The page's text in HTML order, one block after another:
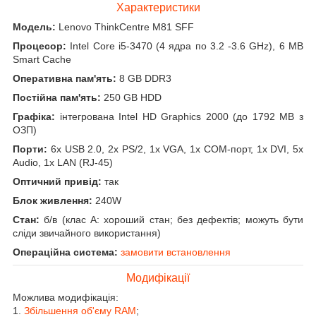
Характеристики
Модель: Lenovo ThinkCentre M81 SFF
Процесор: Intel Core i5-3470 (4 ядра по 3.2 -3.6 GHz), 6 MB
Smart Cache
Оперативна пам'ять: 8 GB DDR3
Постійна пам'ять: 250 GB HDD
Графіка: інтегрована Intel HD Graphics 2000 (до 1792 MB з
ОЗП)
Порти: 6x USB 2.0, 2x PS/2, 1x VGA, 1x COM-порт, 1x DVI, 5x
Audio, 1x LAN (RJ-45)
Оптичний привід: так
Блок живлення: 240W
Стан: б/в (клас А: хороший стан; без дефектів; можуть бути
сліди звичайного використання)
Операційна система: замовити встановлення
Модифікації
Можлива модифікація:
1. Збільшення об'єму RAM;